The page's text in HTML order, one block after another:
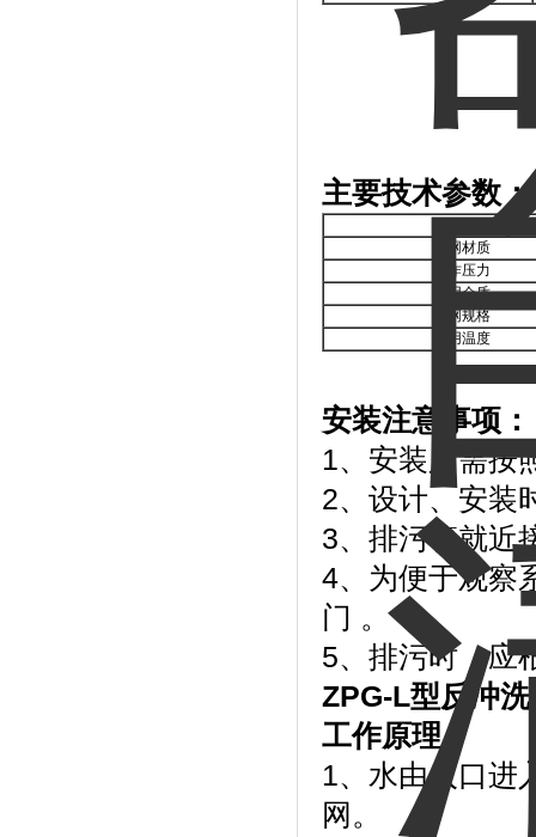
主要技术参数：
滤网材质
工作压力
适用介质
滤网规格
适用温度
安装注意事项：
1、安装只需按
2、设计、安装
3、排污管就近
4、为便于观察
门 。
5、排污时，应
ZPG-L型反冲
工作原理：
1、水由入口进
网。